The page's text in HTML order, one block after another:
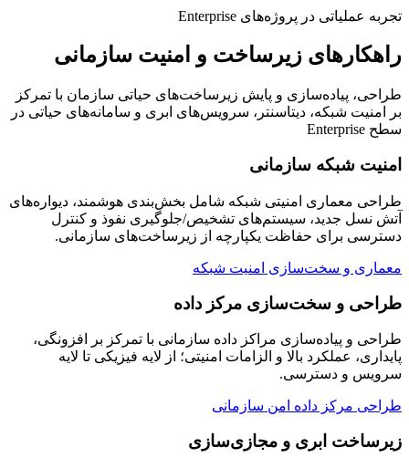
تجربه عملیاتی در پروژه‌های Enterprise
راهکارهای زیرساخت و امنیت سازمانی
طراحی، پیاده‌سازی و پایش زیرساخت‌های حیاتی سازمان با تمرکز
بر امنیت شبکه، دیتاسنتر، سرویس‌های ابری و سامانه‌های حیاتی در
سطح Enterprise
امنیت شبکه سازمانی
طراحی معماری امنیتی شبکه شامل بخش‌بندی هوشمند، دیواره‌های
آتش نسل جدید، سیستم‌های تشخیص/جلوگیری نفوذ و کنترل
دسترسی برای حفاظت یکپارچه از زیرساخت‌های سازمانی.
معماری و سخت‌سازی امنیت شبکه
طراحی و سخت‌سازی مرکز داده
طراحی و پیاده‌سازی مراکز داده سازمانی با تمرکز بر افزونگی،
پایداری، عملکرد بالا و الزامات امنیتی؛ از لایه فیزیکی تا لایه
سرویس و دسترسی.
طراحی مرکز داده امن سازمانی
زیرساخت ابری و مجازی‌سازی